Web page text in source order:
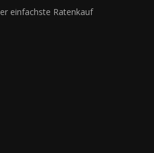
einfachste Ratenkauf